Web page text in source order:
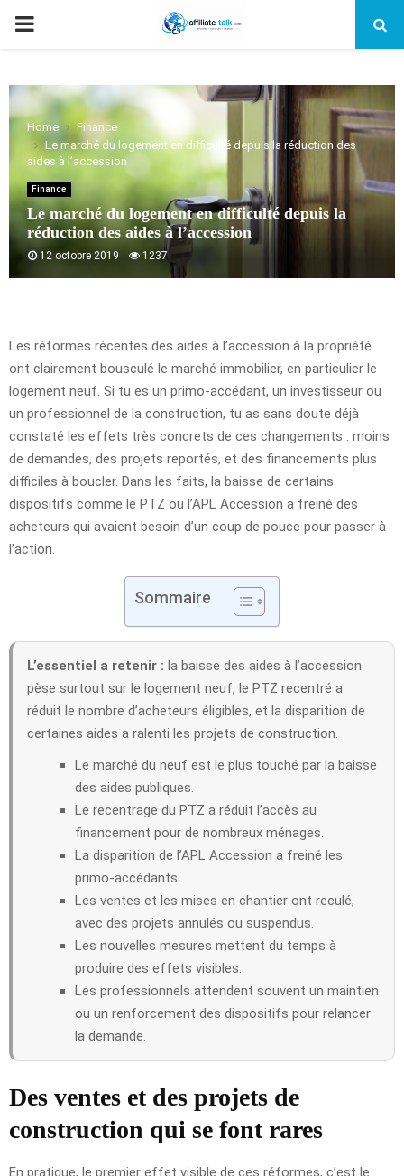
PRIMARY
Home
Finance
Le marché du logement en difficulté depuis la réduction des
aides à l’accession
Finance
Le marché du logement en difficulté depuis la
réduction des aides à l’accession
12 octobre 2019 1237
Les réformes récentes des aides à l’accession à la propriété
ont clairement bousculé le marché immobilier, en particulier le
logement neuf. Si tu es un primo-accédant, un investisseur ou
un professionnel de la construction, tu as sans doute déjà
constaté les effets très concrets de ces changements : moins
de demandes, des projets reportés, et des financements plus
difficiles à boucler. Dans les faits, la baisse de certains
dispositifs comme le PTZ ou l’APL Accession a freiné des
acheteurs qui avaient besoin d’un coup de pouce pour passer à
l’action.
Sommaire
L’essentiel a retenir : la baisse des aides à l’accession
pèse surtout sur le logement neuf, le PTZ recentré a
réduit le nombre d’acheteurs éligibles, et la disparition de
certaines aides a ralenti les projets de construction.
Le marché du neuf est le plus touché par la baisse
des aides publiques.
Le recentrage du PTZ a réduit l’accès au
financement pour de nombreux ménages.
La disparition de l’APL Accession a freiné les
primo-accédants.
Les ventes et les mises en chantier ont reculé,
avec des projets annulés ou suspendus.
Les nouvelles mesures mettent du temps à
produire des effets visibles.
Les professionnels attendent souvent un maintien
ou un renforcement des dispositifs pour relancer
la demande.
Des ventes et des projets de
construction qui se font rares
En pratique, le premier effet visible de ces réformes, c’est le